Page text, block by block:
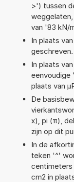
>') tussen
van '83 kN/
In plaats
In plaats
eenvoudige
plaats van
De
x), pi (π),
zijn op dit
In de
teken '^'
centimeters
cm2 in